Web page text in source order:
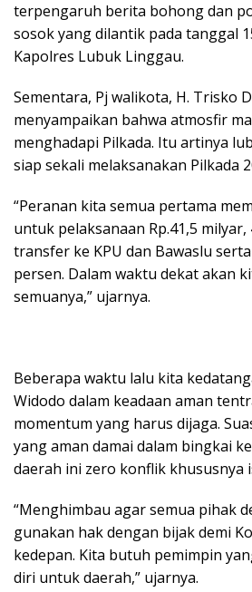
terpengaruh berita bohong dan
sosok yang dilantik pada tanggal
Kapolres Lubuk Linggau.
Sementara, Pj walikota, H. Trisko
menyampaikan bahwa atmosfir
menghadapi Pilkada. Itu artinya
siap sekali melaksanakan Pilkada
“Peranan kita semua pertama
untuk pelaksanaan Rp.41,5
transfer ke KPU dan Bawaslu
persen. Dalam waktu dekat akan
semuanya,” ujarnya.
Beberapa waktu lalu kita
Widodo dalam keadaan aman
momentum yang harus dijaga.
yang aman damai dalam bingkai
daerah ini zero konflik khususnya
“Menghimbau agar semua pihak
gunakan hak dengan bijak demi
kedepan. Kita butuh pemimpin
diri untuk daerah,” ujarnya.